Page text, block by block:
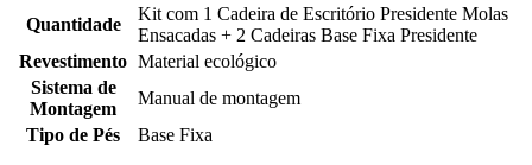
Quantidade
Kit com 1 Cadeira de Escritório Presidente Molas
Ensacadas + 2 Cadeiras Base Fixa Presidente
Revestimento Material ecológico
Sistema de
Montagem
Manual de montagem
Tipo de Pés
Base Fixa